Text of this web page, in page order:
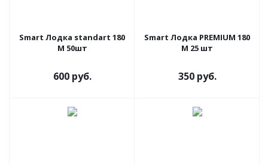
Smart Лодка standart 180
M 50шт
600 руб.
Smart Лодка PREMIUM 180
M 25 шт
350 руб.